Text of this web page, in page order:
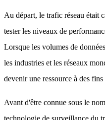
Au départ, le trafic réseau était
tester les niveaux de
Lorsque les volumes de
les industries et les réseaux
devenir une ressource à des
Avant d'être connue sous le
technologie de surveillance du